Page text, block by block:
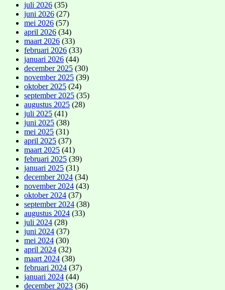
juli 2026 (35)
juni 2026 (27)
mei 2026 (57)
april 2026 (34)
maart 2026 (33)
februari 2026 (33)
januari 2026 (44)
december 2025 (30)
november 2025 (39)
oktober 2025 (24)
september 2025 (35)
augustus 2025 (28)
juli 2025 (41)
juni 2025 (38)
mei 2025 (31)
april 2025 (37)
maart 2025 (41)
februari 2025 (39)
januari 2025 (31)
december 2024 (34)
november 2024 (43)
oktober 2024 (37)
september 2024 (38)
augustus 2024 (33)
juli 2024 (28)
juni 2024 (37)
mei 2024 (30)
april 2024 (32)
maart 2024 (38)
februari 2024 (37)
januari 2024 (44)
december 2023 (36)